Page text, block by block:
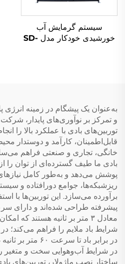
سیستم گرمایش آب
خورشیدی خودکار مدل SD-
و تمرکز بر نوآوری‌های پایدار،
توربین‌های بادی با عملکرد بالا را
قابل‌اطمینان، کارآمد و دوستدار
خانگی، تجاری و صنعتی فراهم
پوشش می‌دهد و به‌طور کامل نیازهای
ریزشبکه‌ها، جوامع دورافتاده و
برآورده می‌سازد. این توربین‌ها با
پیشرفته طراحی شده‌اند و دارای
معادل ۳ متر بر ثانیه هستند که
شرایط باد ملایم را فراهم می‌کند؛
در برابر باد تا
در شرایط آب‌وهوایی سخت و متغیر را
ساختار نصب ماژولار، توربین‌های